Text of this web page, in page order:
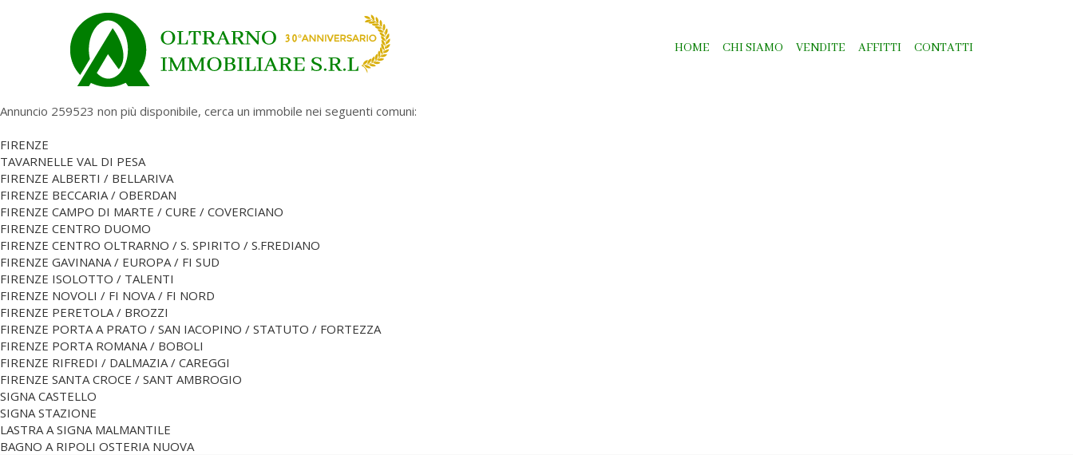
HOME CHI SIAMO VENDITE AFFITTI CONTATTI
Annuncio 259523 non più disponibile, cerca un immobile nei seguenti comuni:
FIRENZE
TAVARNELLE VAL DI PESA
FIRENZE ALBERTI / BELLARIVA
FIRENZE BECCARIA / OBERDAN
FIRENZE CAMPO DI MARTE / CURE / COVERCIANO
FIRENZE CENTRO DUOMO
FIRENZE CENTRO OLTRARNO / S. SPIRITO / S.FREDIANO
FIRENZE GAVINANA / EUROPA / FI SUD
FIRENZE ISOLOTTO / TALENTI
FIRENZE NOVOLI / FI NOVA / FI NORD
FIRENZE PERETOLA / BROZZI
FIRENZE PORTA A PRATO / SAN IACOPINO / STATUTO / FORTEZZA
FIRENZE PORTA ROMANA / BOBOLI
FIRENZE RIFREDI / DALMAZIA / CAREGGI
FIRENZE SANTA CROCE / SANT AMBROGIO
SIGNA CASTELLO
SIGNA STAZIONE
LASTRA A SIGNA MALMANTILE
BAGNO A RIPOLI OSTERIA NUOVA